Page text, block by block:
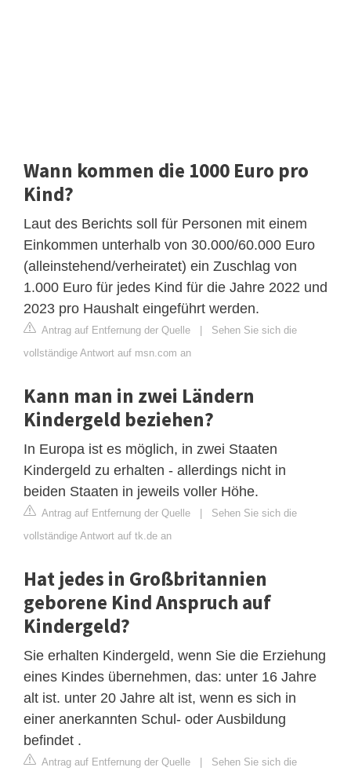
Wann kommen die 1000 Euro pro
Kind?
Laut des Berichts soll für Personen mit einem
Einkommen unterhalb von 30.000/60.000 Euro
(alleinstehend/verheiratet) ein Zuschlag von
1.000 Euro für jedes Kind für die Jahre 2022 und
2023 pro Haushalt eingeführt werden.
Antrag auf Entfernung der Quelle | Sehen Sie sich die
vollständige Antwort auf msn.com an
Kann man in zwei Ländern
Kindergeld beziehen?
In Europa ist es möglich, in zwei Staaten
Kindergeld zu erhalten - allerdings nicht in
beiden Staaten in jeweils voller Höhe.
Antrag auf Entfernung der Quelle | Sehen Sie sich die
vollständige Antwort auf tk.de an
Hat jedes in Großbritannien
geborene Kind Anspruch auf
Kindergeld?
Sie erhalten Kindergeld, wenn Sie die Erziehung
eines Kindes übernehmen, das: unter 16 Jahre
alt ist. unter 20 Jahre alt ist, wenn es sich in
einer anerkannten Schul- oder Ausbildung
befindet .
Antrag auf Entfernung der Quelle | Sehen Sie sich die